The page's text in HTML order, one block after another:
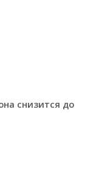
снизится до